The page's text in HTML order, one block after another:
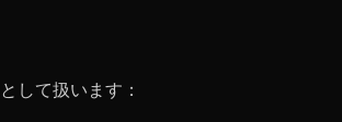
して扱います：